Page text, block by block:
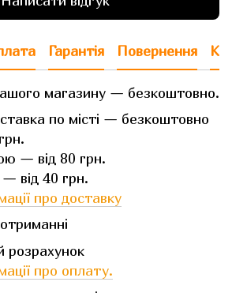
Гарантія Повернення
магазину — безкоштовно.
по місті — безкоштовно
— від 80 грн.
від 40 грн.
про доставку
розрахунок
про оплату.